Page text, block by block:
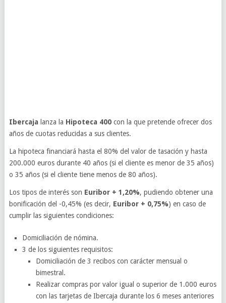
Ibercaja lanza la Hipoteca 400con la que pretende ofrecer dos
años de cuotas reducidas a sus clientes.
La hipoteca financiará hasta el 80% del valor de tasación y hasta
200.000 euros durante 40 años (si el cliente es menor de 35 años)
o 35 años (si el cliente tiene menos de 80 años).
Los tipos de interés son Euribor + 1,20%, pudiendo obtener una
bonificación del -0,45% (es decir, Euribor + 0,75%) en caso de
cumplir las siguientes condiciones:
Domiciliación de nómina.
3 de los siguientes requisitos:
Domiciliación de 3 recibos con carácter mensual o
bimestral.
Realizar compras por valor igual o superior de 1.000 euros
con las tarjetas de Ibercaja durante los 6 meses anteriores